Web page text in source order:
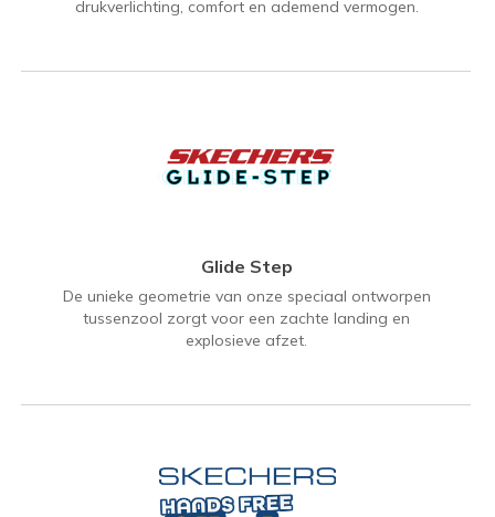
drukverlichting, comfort en ademend vermogen.
Glide Step
De unieke geometrie van onze speciaal ontworpen
tussenzool zorgt voor een zachte landing en
explosieve afzet.